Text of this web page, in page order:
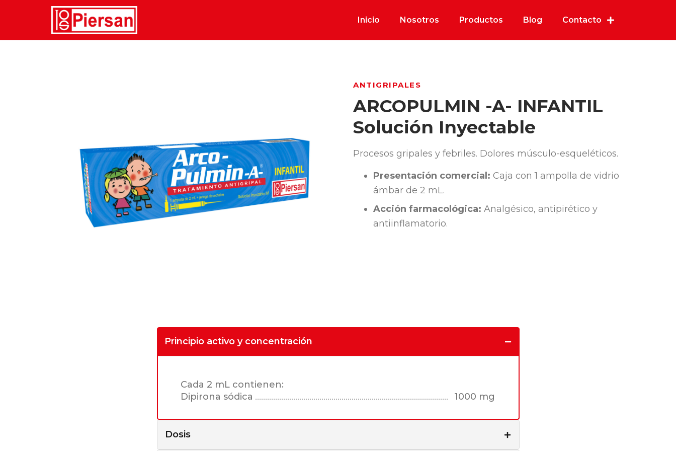
Inicio Nosotros Productos Blog Contacto
ANTIGRIPALES
ARCOPULMIN -A- INFANTIL
Solución Inyectable
Procesos gripales y febriles. Dolores músculo-esqueléticos.
Presentación comercial: Caja con 1 ampolla de vidrio
ámbar de 2 mL.
Acción farmacológica: Analgésico, antipirético y
antiinflamatorio.
Principio activo y concentración
Cada 2 mL contienen:
Dipirona sódica
1000 mg
Dosis